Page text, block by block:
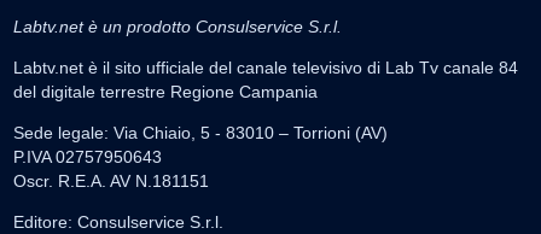
Labtv.net è un prodotto Consulservice S.r.l.
Labtv.net è il sito ufficiale del canale televisivo di Lab Tv canale 84
del digitale terrestre Regione Campania
Sede legale: Via Chiaio, 5 - 83010 – Torrioni (AV)
P.IVA 02757950643
Oscr. R.E.A. AV N.181151
Editore: Consulservice S.r.l.